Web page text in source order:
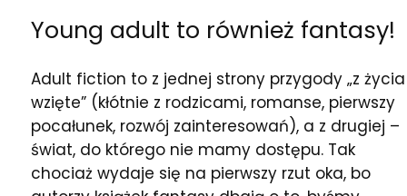
Young adult to również fantasy!
Adult fiction to z jednej strony przygody „z życia
wzięte” (kłótnie z rodzicami, romanse, pierwszy
pocałunek, rozwój zainteresowań), a z drugiej –
świat, do którego nie mamy dostępu. Tak
chociaż wydaje się na pierwszy rzut oka, bo